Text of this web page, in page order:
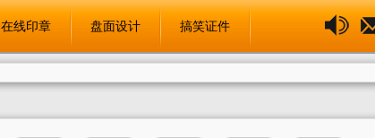
在线印章 盘面设计 搞笑证件